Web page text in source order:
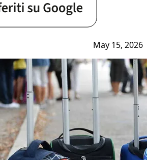
May 15, 2026